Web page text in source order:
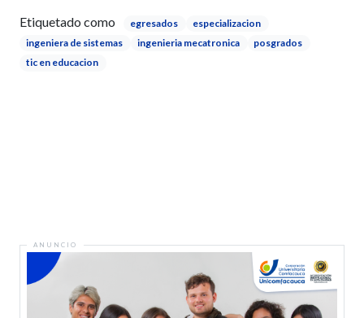
Etiquetado como egresados
especializacion
ingeniera de sistemas
ingenieria mecatronica
posgrados
tic en educacion